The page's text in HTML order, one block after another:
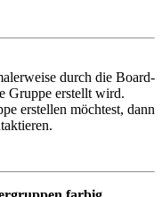
durch die Board-
Gruppe erstellt wird.
erstellen möchtest, dann